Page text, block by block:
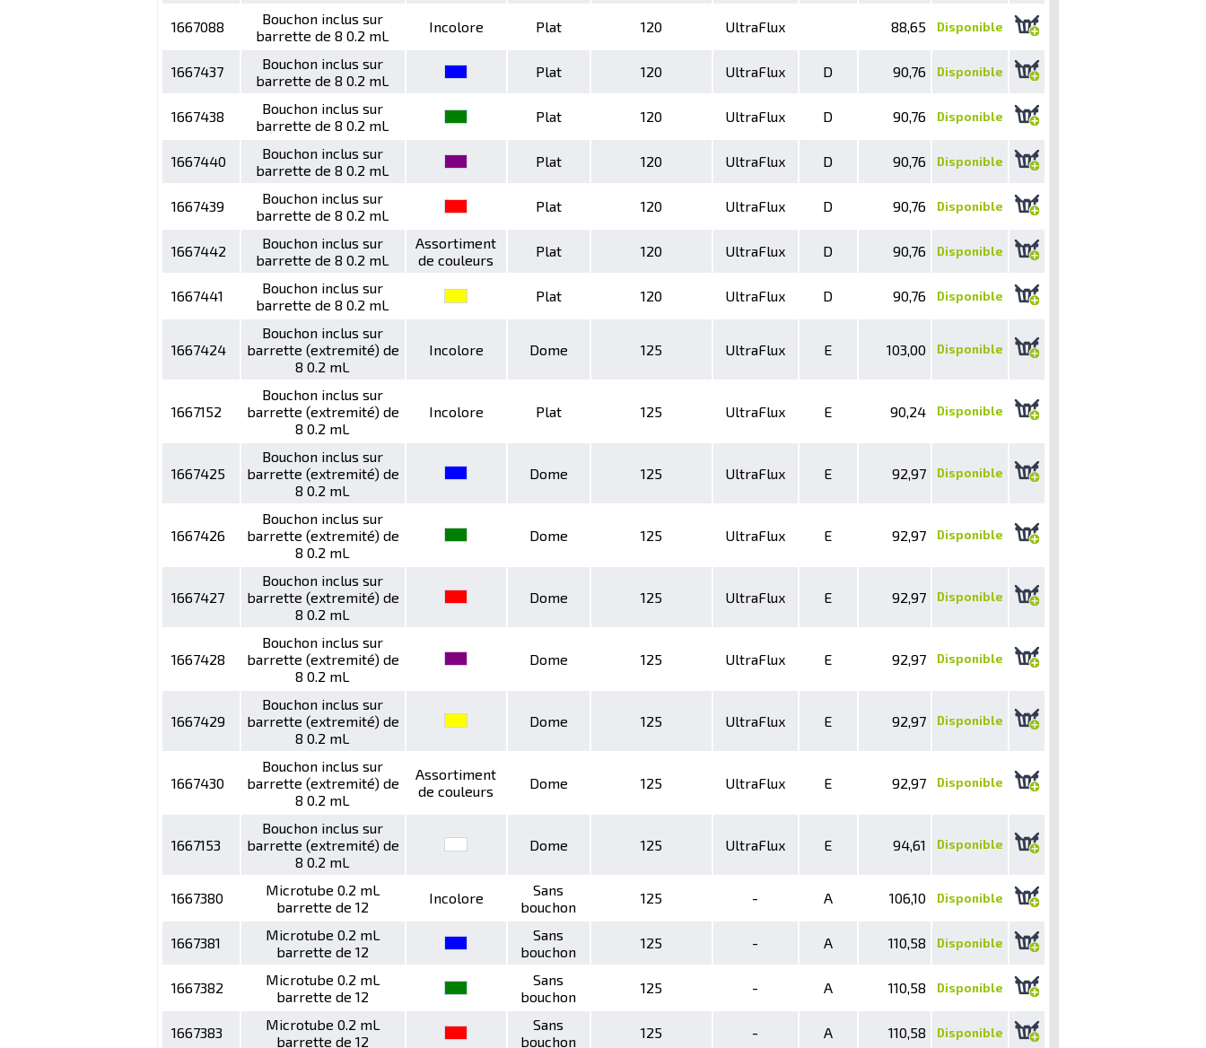
1667088
Bouchon inclus sur
barrette de 8 0.2 mL
Incolore Plat 120 UltraFlux 88,65 Disponible
1667437
Bouchon inclus sur
barrette de 8 0.2 mL
Plat 120 UltraFlux D 90,76 Disponible
1667438
Bouchon inclus sur
barrette de 8 0.2 mL
Plat 120 UltraFlux D 90,76 Disponible
1667440
Bouchon inclus sur
barrette de 8 0.2 mL
Plat 120 UltraFlux D 90,76 Disponible
1667439
Bouchon inclus sur
barrette de 8 0.2 mL
Plat 120 UltraFlux D 90,76 Disponible
1667442
Bouchon inclus sur
barrette de 8 0.2 mL
Assortiment
de couleurs
Plat 120 UltraFlux D 90,76 Disponible
1667441
Bouchon inclus sur
barrette de 8 0.2 mL
Plat 120 UltraFlux D 90,76 Disponible
1667424
Bouchon inclus sur
barrette (extremité) de
8 0.2 mL
Incolore Dome 125 UltraFlux E 103,00 Disponible
1667152
Bouchon inclus sur
barrette (extremité) de
8 0.2 mL
Incolore Plat 125 UltraFlux E 90,24 Disponible
1667425
Bouchon inclus sur
barrette (extremité) de
8 0.2 mL
Dome 125 UltraFlux E 92,97 Disponible
1667426
Bouchon inclus sur
barrette (extremité) de
8 0.2 mL
Dome 125 UltraFlux E 92,97 Disponible
1667427
Bouchon inclus sur
barrette (extremité) de
8 0.2 mL
Dome 125 UltraFlux E 92,97 Disponible
1667428
Bouchon inclus sur
barrette (extremité) de
8 0.2 mL
Dome 125 UltraFlux E 92,97 Disponible
1667429
Bouchon inclus sur
barrette (extremité) de
8 0.2 mL
Dome 125 UltraFlux E 92,97 Disponible
1667430
Bouchon inclus sur
barrette (extremité) de
8 0.2 mL
Assortiment
de couleurs
Dome 125 UltraFlux E 92,97 Disponible
1667153
Bouchon inclus sur
barrette (extremité) de
8 0.2 mL
Dome 125 UltraFlux E 94,61 Disponible
1667380
Microtube 0.2 mL
barrette de 12
Incolore
Sans
bouchon
125 - A 106,10 Disponible
1667381
Microtube 0.2 mL
barrette de 12
Sans
bouchon
125 - A 110,58 Disponible
1667382
Microtube 0.2 mL
barrette de 12
Sans
bouchon
125 - A 110,58 Disponible
1667383
Microtube 0.2 mL
barrette de 12
Sans
bouchon
125 - A 110,58 Disponible